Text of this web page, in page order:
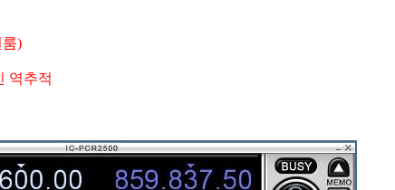
룸)
역추적